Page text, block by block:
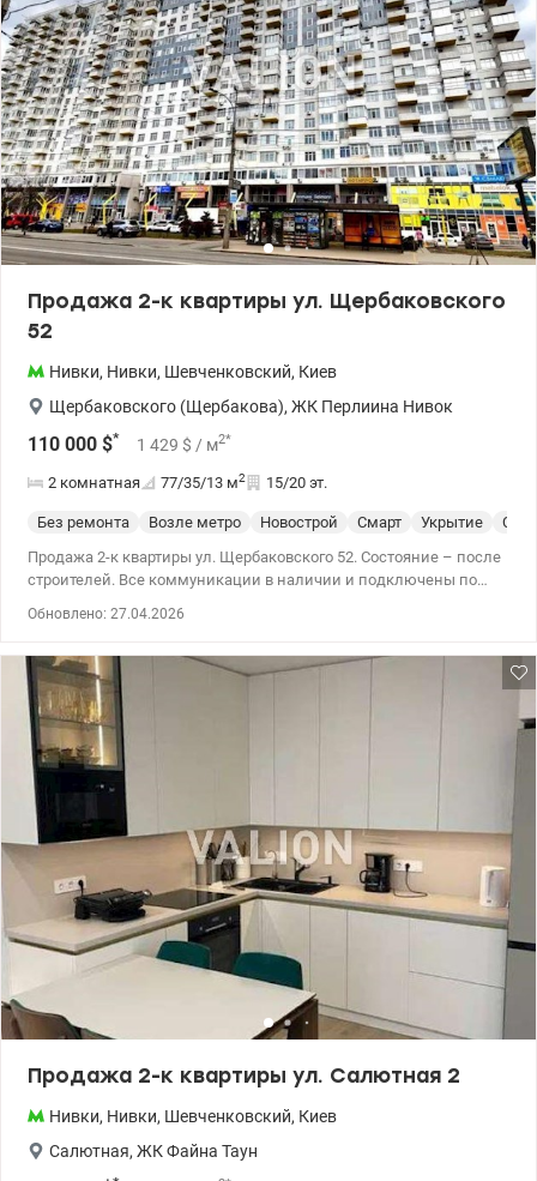
valion.ua/1149040
Продажа 2-к квартиры ул. Щербаковского
52
Нивки, Нивки, Шевченковский, Киев
Щербаковского (Щербакова), ЖК Перлиина Нивок
110 000 $* 1 429 $ / м2*
2 комнатная 77/35/13 м2 15/20 эт.
Без ремонта Возле метро Новострой Смарт Укрытие
Продажа 2-к квартиры ул. Щербаковского 52. Состояние – после
строителей. Все коммуникации в наличии и подключены по
пешком 15 минут. Рядом парк и озеро. 044 200 10 80
valion.ua/1147448
Обновлено: 27.04.2026
Продажа 2-к квартиры ул. Салютная 2
Нивки, Нивки, Шевченковский, Киев
Салютная, ЖК Файна Таун